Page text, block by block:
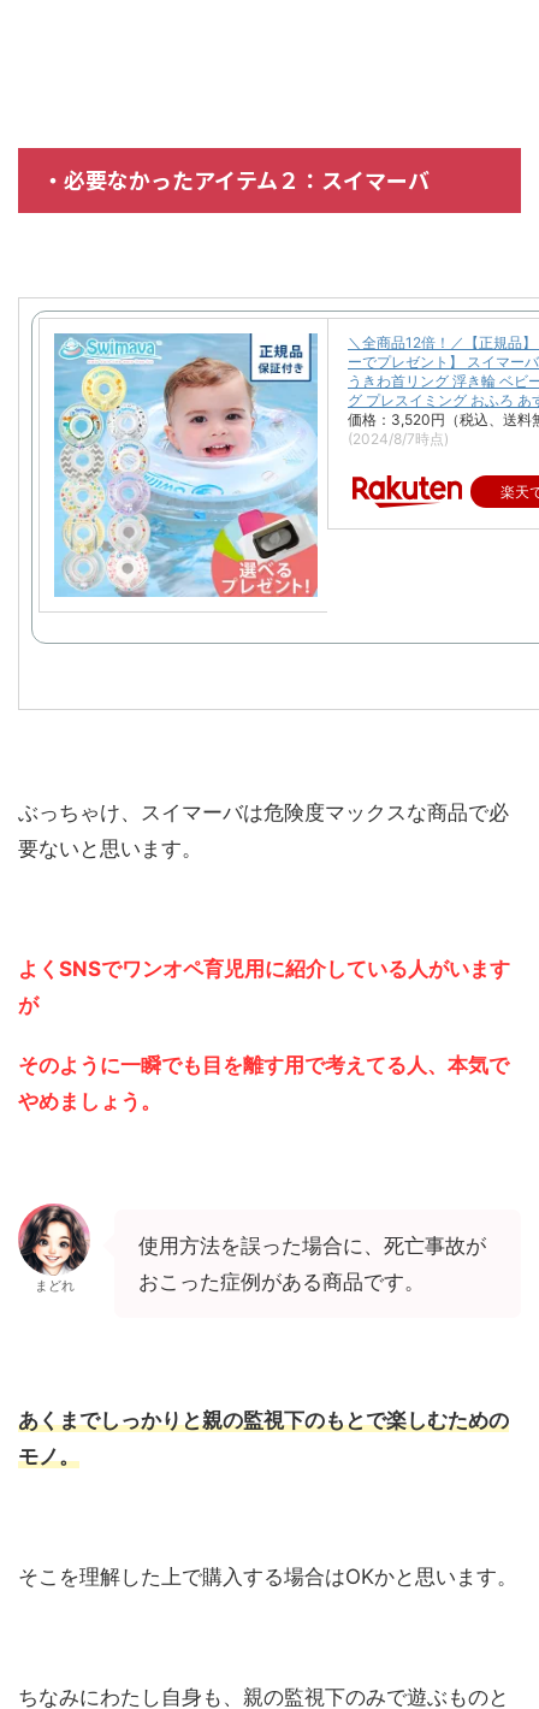
・必要なかったアイテム２：スイマーバ
＼全商品12倍！／【正規品
ーでプレゼント】 スイマー
うきわ首リング 浮き輪 ベビ
グ プレスイミング おふろ あ
価格：3,520円（税込、送料
(2024/8/7時点)
楽天
ぶっちゃけ、スイマーバは危険度マックスな商品で必
要ないと思います。
よくSNSでワンオペ育児用に紹介している人がいます
が
そのように一瞬でも目を離す用で考えてる人、本気で
やめましょう。
まどれ
使用方法を誤った場合に、死亡事故が
おこった症例がある商品です。
あくまでしっかりと親の監視下のもとで楽しむための
モノ。
そこを理解した上で購入する場合はOKかと思います。
ちなみにわたし自身も、親の監視下のみで遊ぶものと